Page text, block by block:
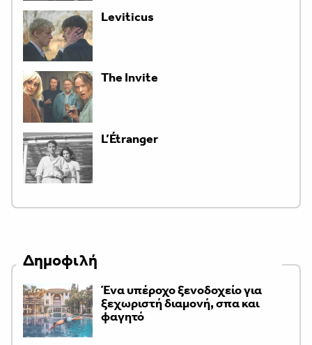
Leviticus
The Invite
L’Étranger
Δημοφιλή
Ένα υπέροχο ξενοδοχείο για
ξεχωριστή διαμονή, σπα και
φαγητό